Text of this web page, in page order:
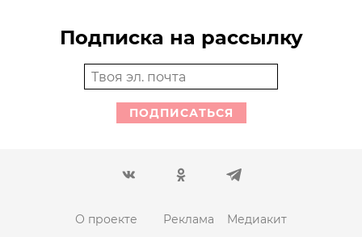
Подписка на рассылку
ПОДПИСАТЬСЯ
О проекте Реклама
Медиакит